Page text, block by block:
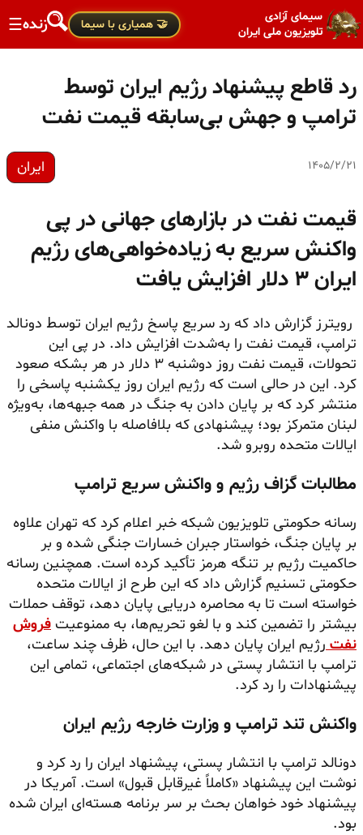
سیمای آزادی
تلویزیون ملی ایران
🤝 همیاری با سیما زنده☰
رد قاطع پیشنهاد رژیم ایران توسط
ترامپ و جهش بی‌سابقه قیمت نفت
۱۴۰۵/۲/۲۱ ایران
قیمت نفت در بازارهای جهانی در پی
واکنش سریع به زیاده‌خواهی‌های رژیم
ایران ۳ دلار افزایش یافت
رویترز گزارش داد که رد سریع پاسخ رژیم ایران توسط دونالد
ترامپ، قیمت نفت را به‌شدت افزایش داد. در پی این
تحولات، قیمت نفت روز دوشنبه ۳ دلار در هر بشکه صعود
کرد. این در حالی است که رژیم ایران روز یکشنبه پاسخی را
منتشر کرد که بر پایان دادن به جنگ در همه جبهه‌ها، به‌ویژه
لبنان متمرکز بود؛ پیشنهادی که بلافاصله با واکنش منفی
ایالات متحده روبرو شد.
مطالبات گزاف رژیم و واکنش سریع ترامپ
رسانه حکومتی تلویزیون شبکه خبر اعلام کرد که تهران علاوه
بر پایان جنگ، خواستار جبران خسارات جنگی شده و بر
حاکمیت رژیم بر تنگه هرمز تأکید کرده است. همچنین رسانه
حکومتی تسنیم گزارش داد که این طرح از ایالات متحده
خواسته است تا به محاصره دریایی پایان دهد، توقف حملات
بیشتر را تضمین کند و با لغو تحریم‌ها، به ممنوعیت فروش
نفترژیم ایران پایان دهد. با این حال، ظرف چند ساعت،
ترامپ با انتشار پستی در شبکه‌های اجتماعی، تمامی این
پیشنهادات را رد کرد.
واکنش تند ترامپ و وزارت خارجه رژیم ایران
دونالد ترامپ با انتشار پستی، پیشنهاد ایران را رد کرد و
نوشت این پیشنهاد «کاملاً غیرقابل قبول» است. آمریکا در
پیشنهاد خود خواهان بحث بر سر برنامه هسته‌ای ایران شده
بود.